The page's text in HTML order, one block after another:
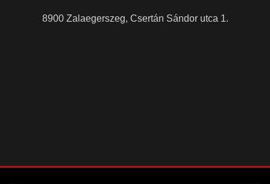
8900 Zalaegerszeg, Csertán Sándor utca 1.